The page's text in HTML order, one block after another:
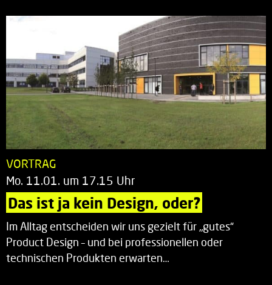
VORTRAG
Mo. 11.01. um 17.15 Uhr
Das ist ja kein Design, oder?
Im Alltag entscheiden wir uns gezielt für „gutes“
Product Design – und bei professionellen oder
technischen Produkten erwarten…